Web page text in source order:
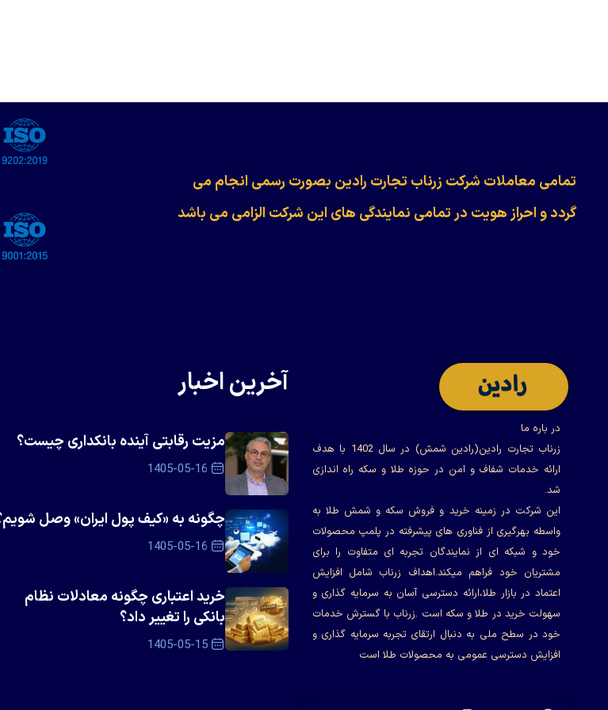
​​​​​​تمامی معاملات شرکت زرناب تجارت رادین بصورت رسمی انجام می
گردد و احراز هویت در تمامی نمایندگی های این شرکت الزامی می باشد
در باره ما
زرناب تجارت رادین(رادین شمش) در سال 1402 با هدف
ارائه خدمات شفاف و امن در حوزه طلا و سکه راه اندازی
شد.
این شرکت در زمینه خرید و فروش سکه و شمش طلا به
واسطه بهرگیری از فناوری های پیشرفته در پلمپ محصولات
خود و شبکه ای از نمایندگان تجربه ای متفاوت را برای
مشتریان خود فراهم میکند.اهداف زرناب شامل افزایش
اعتماد در بازار طلا،ارائه دسترسی آسان به سرمایه گذاری و
سهولت خرید در طلا و سکه است .زرناب با گسترش خدمات
خود در سطح ملی به دنبال ارتقای تجربه سرمایه گذاری و
افزایش دسترسی عمومی به محصولات طلا است
آخرین اخبار
مزیت رقابتی آینده بانکداری چیست؟
1405-05-16
چگونه به «کیف پول ایران» وصل
1405-05-16
خرید اعتباری چگونه معادلات نظام
بانکی را تغییر داد؟
1405-05-15